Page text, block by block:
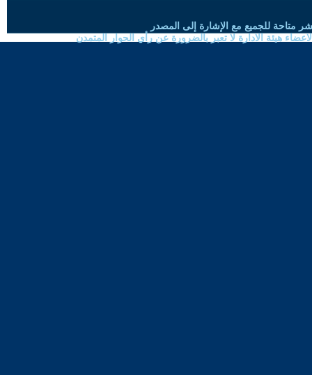
متاحة للجميع مع الإشارة إلى المصدر
هيئة الادارة لا تعبر بالضرورة عن رأي الحوار المتمدن